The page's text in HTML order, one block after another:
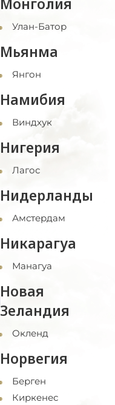
Улан-Батор
Мьянма
Янгон
Намибия
Виндхук
Нигерия
Лагос
Нидерланды
Амстердам
Никарагуа
Манагуа
Новая
Зеландия
Окленд
Норвегия
Берген
Киркенес